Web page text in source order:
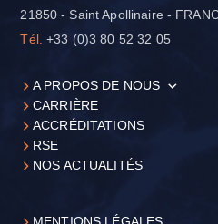
21850 - Saint Apollinaire -
Tél.
+33 (0)3 80 52 32 05
A PROPOS DE NOUS
CARRIÈRE
ACCRÉDITATIONS
RSE
NOS ACTUALITÉS